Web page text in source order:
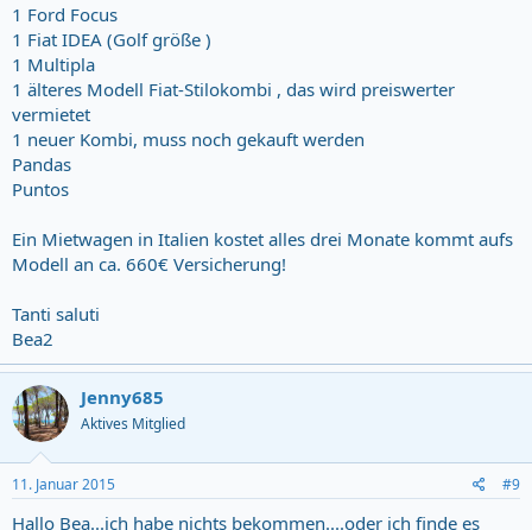
1 Ford Focus
1 Fiat IDEA (Golf größe )
1 Multipla
1 älteres Modell Fiat-Stilokombi , das wird preiswerter
vermietet
1 neuer Kombi, muss noch gekauft werden
Pandas
Puntos
Ein Mietwagen in Italien kostet alles drei Monate kommt aufs
Modell an ca. 660€ Versicherung!
Tanti saluti
Bea2
Jenny685
Aktives Mitglied
11. Januar 2015 #9
Hallo Bea...ich habe nichts bekommen....oder ich finde es